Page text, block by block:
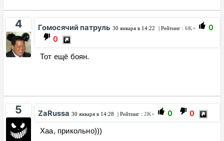
4 Гомосячий патруль 30 января в 14:22 | Рейтинг : 6K+
0
0
Тот ещё боян.
5 ZaRussa 30 января в 14:28 | Рейтинг : 2K+ 0 0
Хаа, прикольно)))